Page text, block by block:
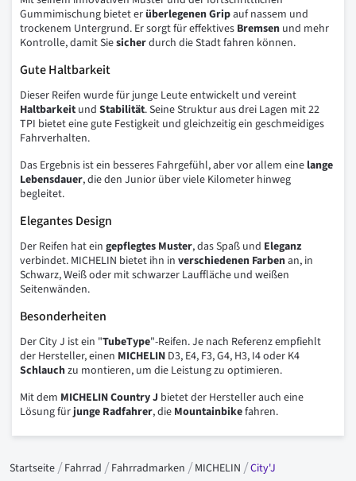
Gummimischung bietet erüberlegenenGripauf nassem und
trockenem Untergrund. Er sorgt für effektives Bremsen und mehr
Kontrolle, damit Siesicherdurch die Stadt fahren können.
Gute Haltbarkeit
Dieser Reifen wurde für junge Leute entwickelt und vereint
Haltbarkeit und Stabilität. Seine Struktur aus drei Lagen mit 22
TPI bietet eine gute Festigkeit und gleichzeitig ein geschmeidiges
Fahrverhalten.
Das Ergebnis ist ein besseres Fahrgefühl, aber vor allem eine lange
Lebensdauer, die den Junior über viele Kilometer hinweg
begleitet.
Elegantes Design
Der Reifen hat ein gepflegtes Muster, das Spaß und Eleganz
verbindet. MICHELIN bietet ihn in verschiedenen Farbenan, in
Schwarz, Weiß oder mit schwarzer Lauffläche und weißen
Seitenwänden.
Besonderheiten
Der City J ist ein "TubeType"-Reifen. Je nach Referenz empfiehlt
der Hersteller, einen MICHELIN D3, E4, F3, G4, H3, I4 oder K4
Schlauchzu montieren, um die Leistung zu optimieren.
Mit dem MICHELIN Country J bietet der Hersteller auch eine
Lösung fürjunge Radfahrer, die Mountainbikefahren.
Startseite Fahrrad Fahrradmarken MICHELIN City'J